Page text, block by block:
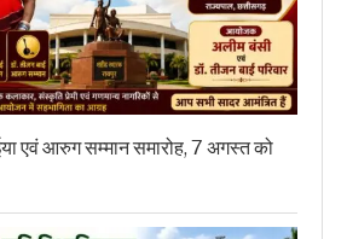
एवं आरुग सम्मान समारोह, 7 अगस्त को